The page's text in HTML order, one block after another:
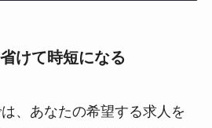
けて時短になる
、あなたの希望する求人を